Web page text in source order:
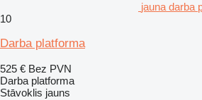
jauna darba
10
Darba platforma
525 € Bez PVN
Darba platforma
Stāvoklis jauns